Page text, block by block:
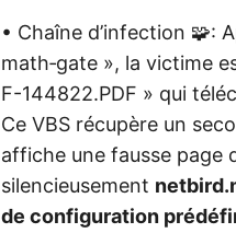
• Chaîne d’infection 🧩:
math‑gate », la victime
F-144822.PDF » qui
Ce VBS récupère un
affiche une fausse page
silencieusement
de configuration